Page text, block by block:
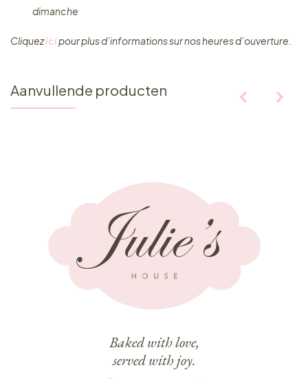
dimanche
Cliquez ​icipour plus d’informations sur nos heures d’ouverture.
Aanvullende producten
Baked with love,
served with joy.